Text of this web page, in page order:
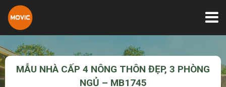
MẪU NHÀ CẤP 4 NÔNG THÔN ĐẸP, 3 PHÒNG
NGỦ – MB1745